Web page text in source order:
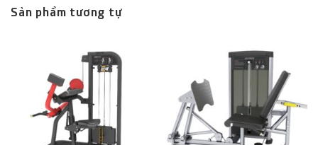
Sản phẩm tương tự